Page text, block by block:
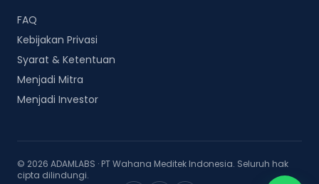
FAQ
Kebijakan Privasi
Syarat & Ketentuan
Menjadi Mitra
Menjadi Investor
© 2026 ADAMLABS · PT Wahana Meditek Indonesia. Seluruh hak
cipta dilindungi.